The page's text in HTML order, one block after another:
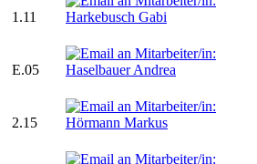
1.11
E.05
2.15